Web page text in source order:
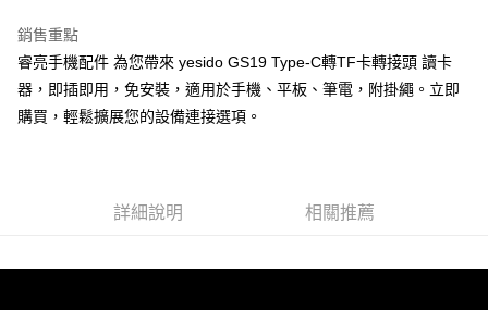
付款後全家取貨
每筆NT$65，滿NT$690(含以上)免運費
銷售重點
睿亮手機配件 為您帶來 yesido GS19 Type-C轉TF卡轉接頭 讀卡
器，即插即用，免安裝，適用於手機、平板、筆電，附掛繩。立即
購買，輕鬆擴展您的設備連接選項。
詳細說明 相關推薦